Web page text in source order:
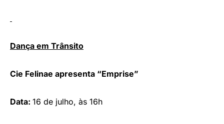
Dança em Trânsito
Cie Felinae apresenta “Emprise”
Data: 16 de julho, às 16h